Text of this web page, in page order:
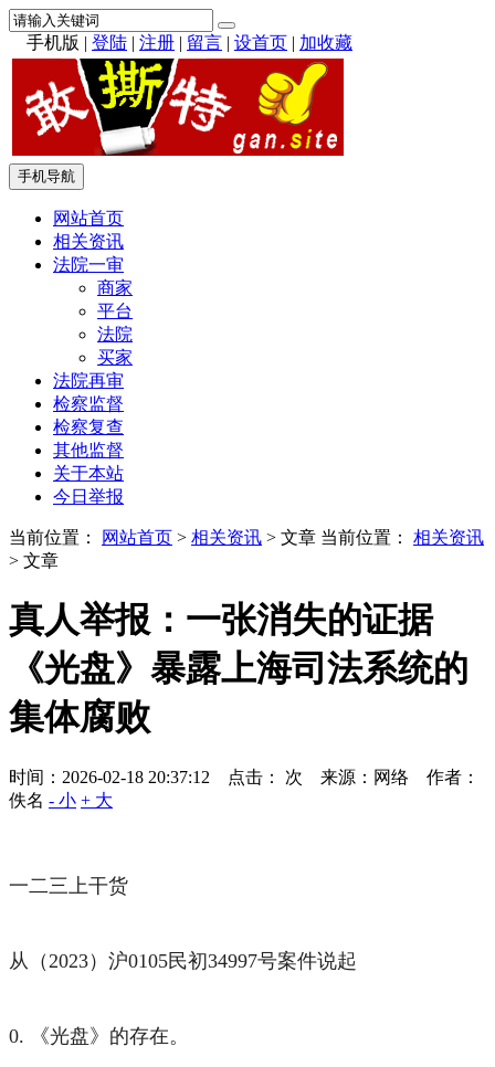
手机版 | 登陆 | 注册 | 留言 | 设首页 | 加收藏
手机导航
网站首页
相关资讯
法院一审
商家
平台
法院
买家
法院再审
检察监督
检察复查
其他监督
关于本站
今日举报
当前位置： 网站首页 > 相关资讯 > 文章 当前位置： 相关资讯
> 文章
真人举报：一张消失的证据
《光盘》暴露上海司法系统的
集体腐败
时间：2026-02-18 20:37:12 点击： 次 来源：网络 作者：
佚名 - 小 + 大
一二三上干货
从（2023）沪0105民初34997号案件说起
0. 《光盘》的存在。